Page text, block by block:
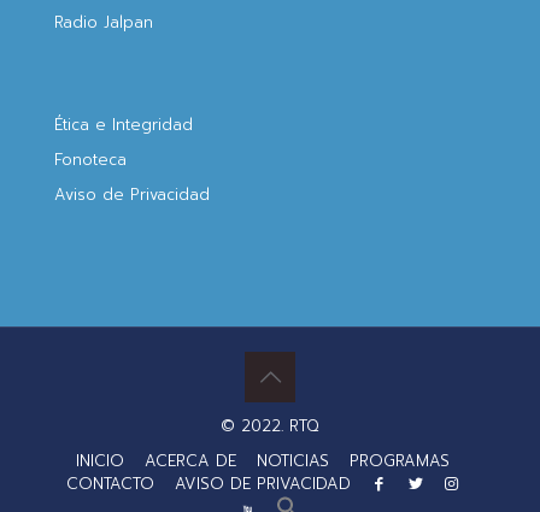
Radio Jalpan
Ética e Integridad
Fonoteca
Aviso de Privacidad
© 2022. RTQ
INICIO
ACERCA DE NOTICIAS
PROGRAMAS
CONTACTO
AVISO DE PRIVACIDAD